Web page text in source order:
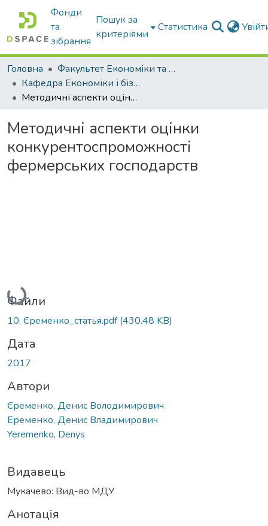
Фонди
та
зібрання
Пошук за
критеріями
Статистика
Головна
Факультет Економіки та бізнесу
Кафедра Економіки і бізнесу
Методичні аспекти оцінки конкурентоспроможності фермерських господарств
Методичні аспекти оцінки
конкурентоспроможності
фермерських господарств
Вантажиться...
Файли
10. Єременко_статья.pdf(430.48 KB)
Дата
2017
Автори
Єременко, Денис Володимирович
Еременко, Денис Владимирович
Yeremenko, Denys
Видавець
Мукачево: Вид-во МДУ
Анотація